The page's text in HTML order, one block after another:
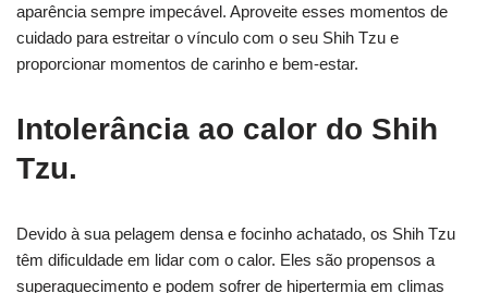
aparência sempre impecável. Aproveite esses momentos de
cuidado para estreitar o vínculo com o seu Shih Tzu e
proporcionar momentos de carinho e bem-estar.
Intolerância ao calor do Shih
Tzu.
Devido à sua pelagem densa e focinho achatado, os Shih Tzu
têm dificuldade em lidar com o calor. Eles são propensos a
superaquecimento e podem sofrer de hipertermia em climas